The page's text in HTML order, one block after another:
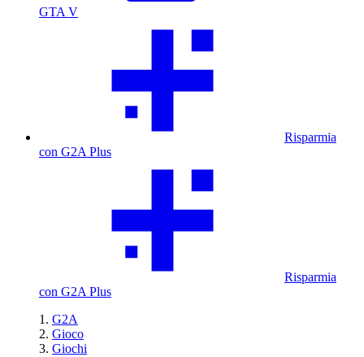
GTA V
Risparmia
con G2A Plus
Risparmia
con G2A Plus
G2A
Gioco
Giochi